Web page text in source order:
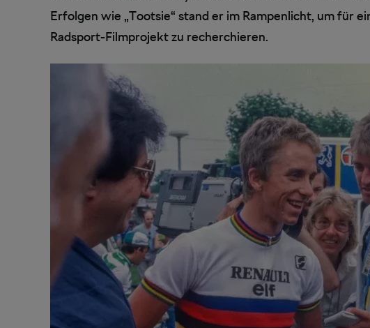
Erfolgen wie „Tootsie“ stand er im Rampenlicht, um für
Radsport-Filmprojekt zu recherchieren.